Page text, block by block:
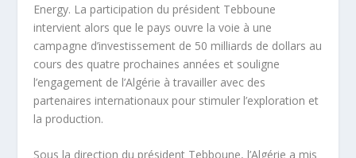
Energy. La participation du président Tebboune
intervient alors que le pays ouvre la voie à une
campagne d’investissement de 50 milliards de dollars au
cours des quatre prochaines années et souligne
l’engagement de l’Algérie à travailler avec des
partenaires internationaux pour stimuler l’exploration et
la production.
Sous la direction du président Tebboune, l’Algérie a mis